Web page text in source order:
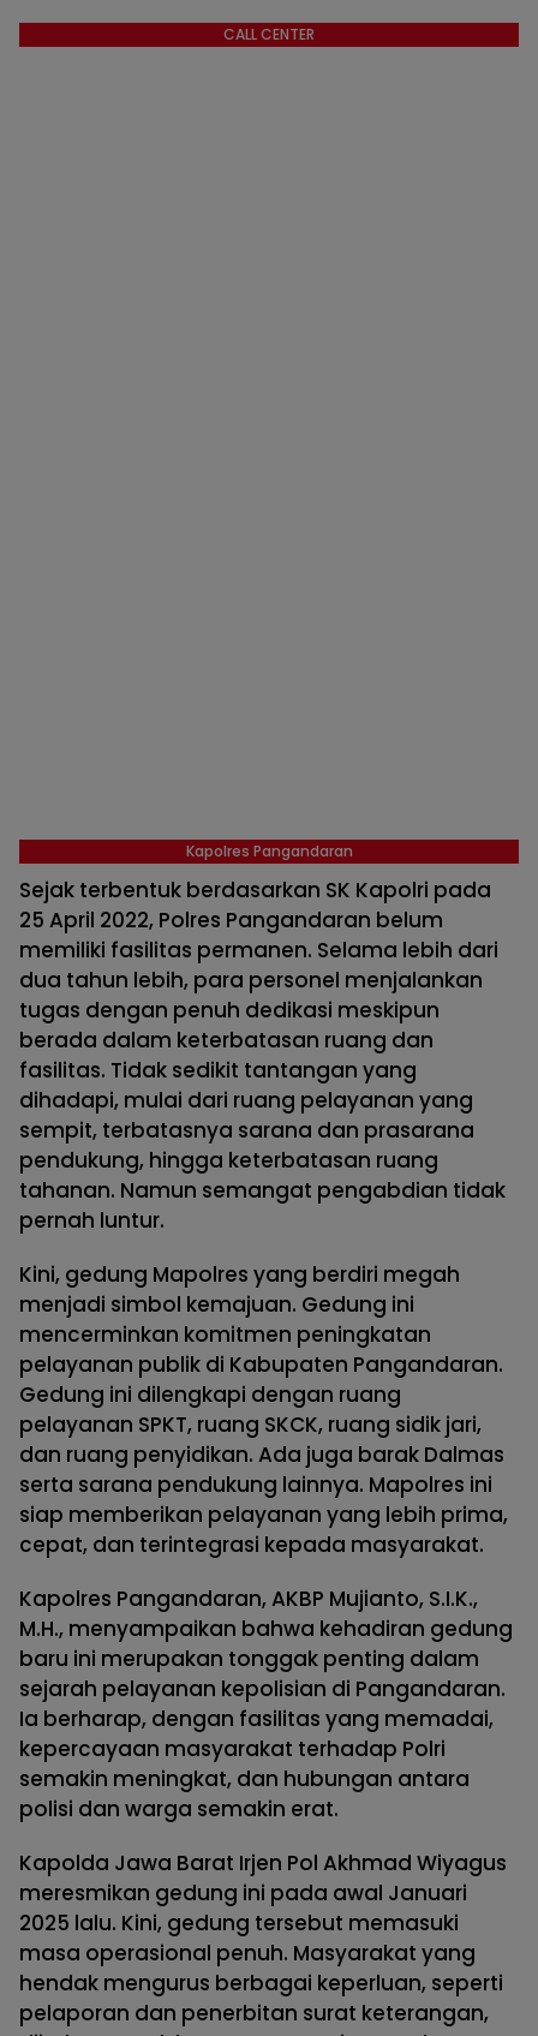
CALL CENTER
Kapolres Pangandaran
Sejak terbentuk berdasarkan SK Kapolri pada
25 April 2022, Polres Pangandaran belum
memiliki fasilitas permanen. Selama lebih dari
dua tahun lebih, para personel menjalankan
tugas dengan penuh dedikasi meskipun
berada dalam keterbatasan ruang dan
fasilitas. Tidak sedikit tantangan yang
dihadapi, mulai dari ruang pelayanan yang
sempit, terbatasnya sarana dan prasarana
pendukung, hingga keterbatasan ruang
tahanan. Namun semangat pengabdian tidak
pernah luntur.
Kini, gedung Mapolres yang berdiri megah
menjadi simbol kemajuan. Gedung ini
mencerminkan komitmen peningkatan
pelayanan publik di Kabupaten Pangandaran.
Gedung ini dilengkapi dengan ruang
pelayanan SPKT, ruang SKCK, ruang sidik jari,
dan ruang penyidikan. Ada juga barak Dalmas
serta sarana pendukung lainnya. Mapolres ini
siap memberikan pelayanan yang lebih prima,
cepat, dan terintegrasi kepada masyarakat.
Kapolres Pangandaran, AKBP Mujianto, S.I.K.,
M.H., menyampaikan bahwa kehadiran gedung
baru ini merupakan tonggak penting dalam
sejarah pelayanan kepolisian di Pangandaran.
Ia berharap, dengan fasilitas yang memadai,
kepercayaan masyarakat terhadap Polri
semakin meningkat, dan hubungan antara
polisi dan warga semakin erat.
Kapolda Jawa Barat Irjen Pol Akhmad Wiyagus
meresmikan gedung ini pada awal Januari
2025 lalu. Kini, gedung tersebut memasuki
masa operasional penuh. Masyarakat yang
hendak mengurus berbagai keperluan, seperti
pelaporan dan penerbitan surat keterangan,